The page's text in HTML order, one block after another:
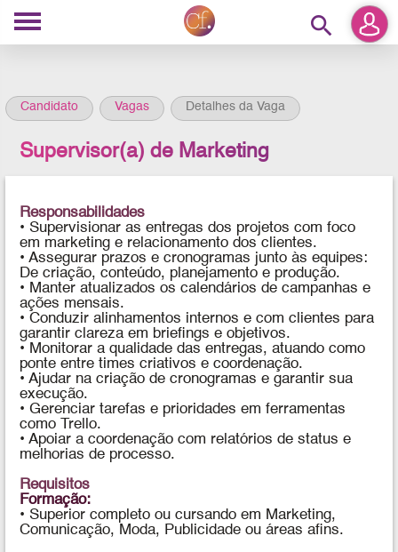
search
Candidato Vagas Detalhes da Vaga
Supervisor(a) de Marketing
Responsabilidades
• Supervisionar as entregas dos projetos com foco
em marketing e relacionamento dos clientes.
• Assegurar prazos e cronogramas junto às equipes:
De criação, conteúdo, planejamento e produção.
• Manter atualizados os calendários de campanhas e
ações mensais.
• Conduzir alinhamentos internos e com clientes para
garantir clareza em briefings e objetivos.
• Monitorar a qualidade das entregas, atuando como
ponte entre times criativos e coordenação.
• Ajudar na criação de cronogramas e garantir sua
execução.
• Gerenciar tarefas e prioridades em ferramentas
como Trello.
• Apoiar a coordenação com relatórios de status e
melhorias de processo.
Requisitos
Formação:
• Superior completo ou cursando em Marketing,
Comunicação, Moda, Publicidade ou áreas afins.